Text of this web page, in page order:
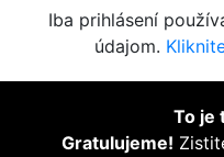
Iba prihlásení
údajom.
To je
Gratulujeme!